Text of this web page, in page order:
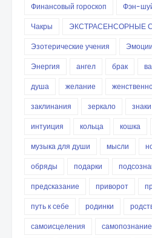
Финансовый гороскоп
Фэн-
Чакры
ЭКСТРАСЕНСОРНЫЕ
Эзотерические учения
Эмоции
Энергия
ангел брак
душа
желание
заклинания
зеркало знаки
интуиция
кольца кошка
музыка для души
мысли
обряды
подарки
предсказание
приворот
путь к себе
родинки
самоисцеления
самопознание